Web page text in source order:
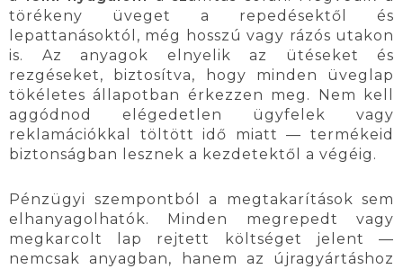
törékeny üveget a repedésektől és
lepattanásoktól, még hosszú vagy rázós utakon
is. Az anyagok elnyelik az ütéseket és
rezgéseket, biztosítva, hogy minden üveglap
tökéletes állapotban érkezzen meg. Nem kell
aggódnod elégedetlen ügyfelek vagy
reklamációkkal töltött idő miatt — termékeid
biztonságban lesznek a kezdetektől a végéig.
Pénzügyi szempontból a megtakarítások sem
elhanyagolhatók. Minden megrepedt vagy
megkarcolt lap rejtett költséget jelent —
nemcsak anyagban, hanem az újragyártáshoz